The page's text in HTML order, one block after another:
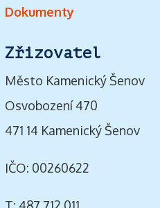
Dokumenty
Zřizovatel
Město Kamenický Šenov
Osvobození 470
471 14 Kamenický Šenov
IČO: 00260622